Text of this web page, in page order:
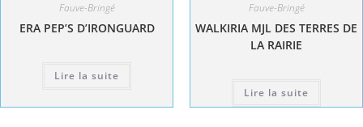
Fauve-Bringé
ERA PEP’S D’IRONGUARD
Lire la suite
Fauve-Bringé
WALKIRIA MJL DES TERRES DE
LA RAIRIE
Lire la suite